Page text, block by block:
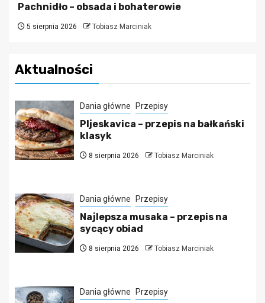
Pachnidło – obsada i bohaterowie
5 sierpnia 2026 Tobiasz Marciniak
Aktualności
Dania główne Przepisy
Pljeskavica – przepis na bałkański
klasyk
8 sierpnia 2026 Tobiasz Marciniak
Dania główne Przepisy
Najlepsza musaka – przepis na
sycący obiad
8 sierpnia 2026 Tobiasz Marciniak
Dania główne Przepisy